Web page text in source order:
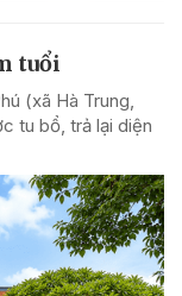
tuổi
(xã Hà Trung,
tu bổ, trả lại diện